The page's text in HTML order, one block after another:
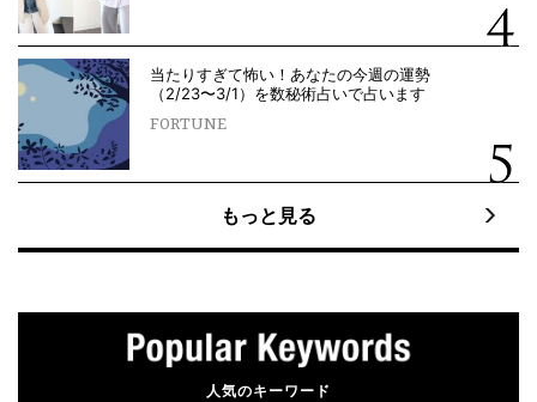
当たりすぎて怖い！あなたの今週の運勢
（2/23〜3/1）を数秘術占いで占います
FORTUNE
もっと見る
人気のキーワード